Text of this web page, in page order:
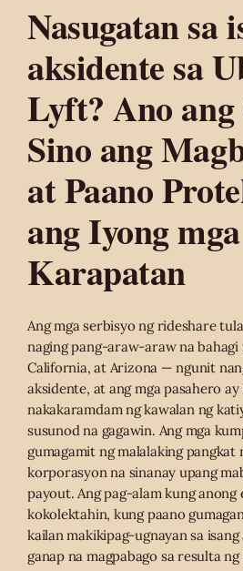
Nasugatan sa
aksidente sa
Lyft? Ano ang
Sino ang
at Paano
ang Iyong mga
Karapatan
Ang mga serbisyo ng rideshare
naging pang-araw-araw na bahagi
California, at Arizona — ngunit
aksidente, at ang mga pasahero ay
nakakaramdam ng kawalan ng
susunod na gagawin. Ang mga
gumagamit ng malalaking pangkat
korporasyon na sinanay upang
payout. Ang pag-alam kung anong
kokolektahin, kung paano
kailan makikipag-ugnayan sa
ganap na magpabago sa resulta